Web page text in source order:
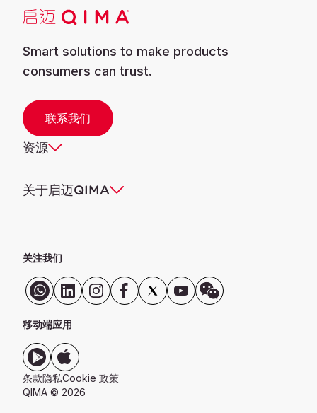
Smart solutions to make products
consumers can trust.
联系我们
资源
关于启迈QIMA
关注我们
移动端应用
条款隐私Cookie 政策
QIMA © 2026